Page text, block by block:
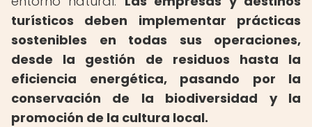
turísticos deben implementar prácticas
sostenibles en todas sus operaciones,
desde la gestión de residuos hasta la
eficiencia energética, pasando por la
conservación de la biodiversidad y la
promoción de la cultura local.